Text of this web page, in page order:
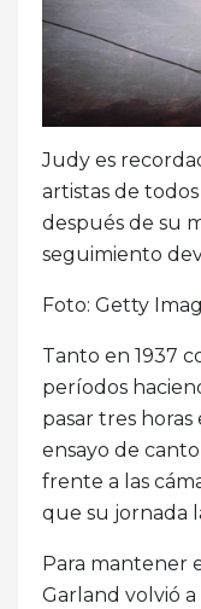
Judy es
artistas de todos
después de su
seguimiento
Foto: Getty
Tanto en 1937
períodos
pasar tres horas
ensayo de
frente a las
que su jornada
Para mantener
Garland volvió